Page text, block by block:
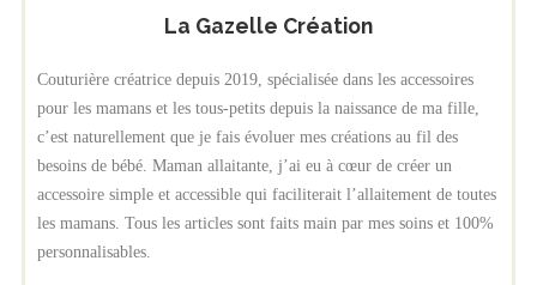
La Gazelle Création
Couturière créatrice depuis 2019, spécialisée dans les accessoires
pour les mamans et les tous-petits depuis la naissance de ma fille,
c’est naturellement que je fais évoluer mes créations au fil des
besoins de bébé. Maman allaitante, j’ai eu à cœur de créer un
accessoire simple et accessible qui faciliterait l’allaitement de toutes
les mamans. Tous les articles sont faits main par mes soins et 100%
personnalisables.